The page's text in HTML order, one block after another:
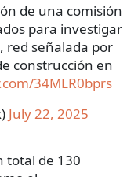
de una comisión
para investigar
red señalada por
construcción en
34MLR0bprs
July 22, 2025
total de 130